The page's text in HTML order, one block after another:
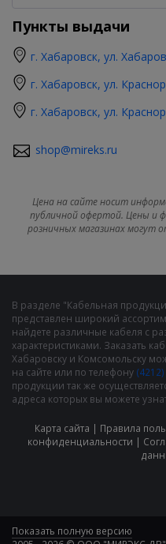
Пункты выдачи
г. Хабаровск, ул.
г. Хабаровск, ул.
г. Хабаровск, ул.
shop@mireks.ru
Цена на сайте носит
публичной офертой. Цены и
розничных магазинах могут
В разделе "Кабельная
представлен широкий
найдете различные кабеля с
характеристиками. Заказать
Хабаровску и Комсомольску
на сайте или по телефону
продукции так же
адреса которых вы можете
Карта сайта | Правила
конфиденциальности |
Показать полную версию